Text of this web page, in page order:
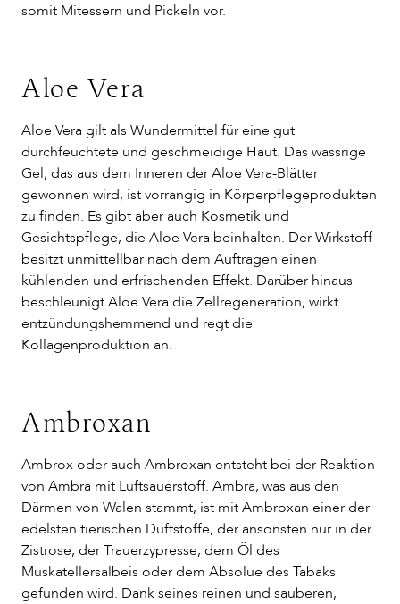
somit Mitessern und Pickeln vor.
Aloe Vera
Aloe Vera gilt als Wundermittel für eine gut
durchfeuchtete und geschmeidige Haut. Das wässrige
Gel, das aus dem Inneren der Aloe Vera-Blätter
gewonnen wird, ist vorrangig in Körperpflegeprodukten
zu finden. Es gibt aber auch Kosmetik und
Gesichtspflege, die Aloe Vera beinhalten. Der Wirkstoff
besitzt unmittellbar nach dem Auftragen einen
kühlenden und erfrischenden Effekt. Darüber hinaus
beschleunigt Aloe Vera die Zellregeneration, wirkt
entzündungshemmend und regt die
Kollagenproduktion an.
Ambroxan
Ambrox oder auch Ambroxan entsteht bei der Reaktion
von Ambra mit Luftsauerstoff. Ambra, was aus den
Därmen von Walen stammt, ist mit Ambroxan einer der
edelsten tierischen Duftstoffe, der ansonsten nur in der
Zistrose, der Trauerzypresse, dem Öl des
Muskatellersalbeis oder dem Absolue des Tabaks
gefunden wird. Dank seines reinen und sauberen,